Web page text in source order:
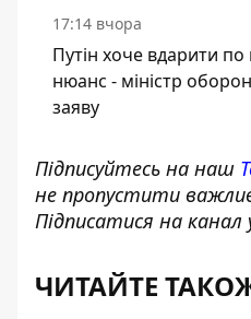
17:14 вчора
Путін хоче вдарити по
нюанс - міністр
заяву
Підписуйтесь на наш
не пропустити
Підписатися на
ЧИТАЙТЕ